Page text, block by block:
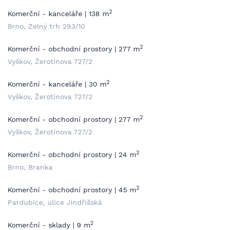
Komerční - kanceláře | 138 m2
Brno, Zelný trh 293/10
Komerční - obchodní prostory | 277 m2
Vyškov, Žerotínova 727/2
Komerční - kanceláře | 30 m2
Vyškov, Žerotínova 727/2
Komerční - obchodní prostory | 277 m2
Vyškov, Žerotínova 727/2
Komerční - obchodní prostory | 24 m2
Brno, Branka
Komerční - obchodní prostory | 45 m2
Pardubice, ulice Jindřišská
Komerční - sklady | 9 m2